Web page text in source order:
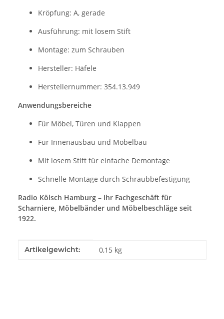
Kröpfung: A, gerade
Ausführung: mit losem Stift
Montage: zum Schrauben
Hersteller: Häfele
Herstellernummer: 354.13.949
Anwendungsbereiche
Für Möbel, Türen und Klappen
Für Innenausbau und Möbelbau
Mit losem Stift für einfache Demontage
Schnelle Montage durch Schraubbefestigung
Radio Kölsch Hamburg – Ihr Fachgeschäft für
Scharniere, Möbelbänder und Möbelbeschläge seit
1922.
Produkteigenschaft
Wert
Artikelgewicht: 0,15 kg